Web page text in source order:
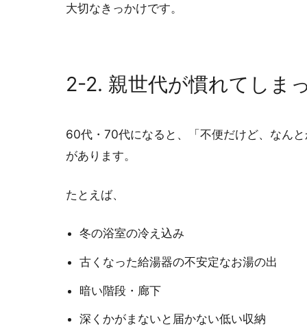
大切なきっかけです。
2-2. 親世代が慣れてしま
60代・70代になると、「不便だけど、なん
があります。
たとえば、
冬の浴室の冷え込み
古くなった給湯器の不安定なお湯の出
暗い階段・廊下
深くかがまないと届かない低い収納